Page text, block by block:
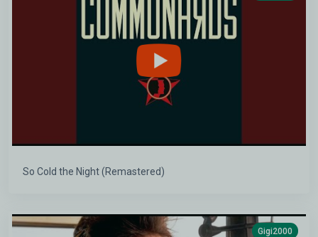
So Cold the Night (Remastered)
Gigi2000